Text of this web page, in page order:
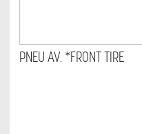
PNEU AV. *FRONT TIRE